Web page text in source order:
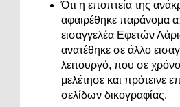
Ότι η εποπτεία της
αφαιρέθηκε παράνομα
εισαγγελέα Εφετών
ανατέθηκε σε άλλο
λειτουργό, που σε
μελέτησε και πρότεινε
σελίδων δικογραφίας.